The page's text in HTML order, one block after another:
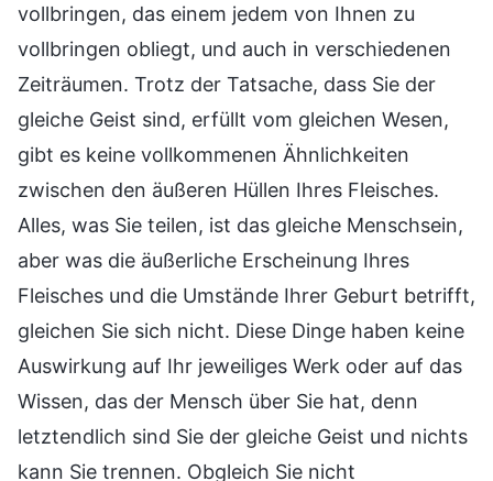
vollbringen, das einem jedem von Ihnen zu
vollbringen obliegt, und auch in verschiedenen
Zeiträumen. Trotz der Tatsache, dass Sie der
gleiche Geist sind, erfüllt vom gleichen Wesen,
gibt es keine vollkommenen Ähnlichkeiten
zwischen den äußeren Hüllen Ihres Fleisches.
Alles, was Sie teilen, ist das gleiche Menschsein,
aber was die äußerliche Erscheinung Ihres
Fleisches und die Umstände Ihrer Geburt betrifft,
gleichen Sie sich nicht. Diese Dinge haben keine
Auswirkung auf Ihr jeweiliges Werk oder auf das
Wissen, das der Mensch über Sie hat, denn
letztendlich sind Sie der gleiche Geist und nichts
kann Sie trennen. Obgleich Sie nicht